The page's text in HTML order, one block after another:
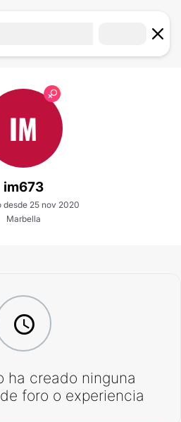
IM
im673
desde 25 nov 2020
Marbella
ha creado ninguna
foro o experiencia